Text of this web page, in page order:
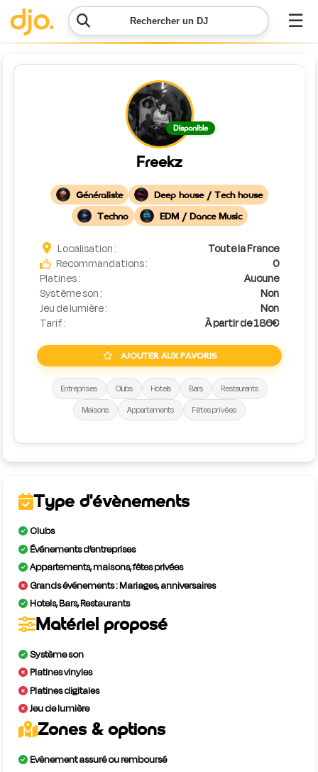
Rechercher un DJ ☰
Menu
ma
demande
de prix
Disponible
Freekz
Généraliste
Deep house / Tech house
Techno
EDM / Dance Music
Localisation :
Toute la France
Recommandations :
0
Platines :
Aucune
Système son :
Non
Jeu de lumière :
Non
Tarif :
À partir de 186€
AJOUTER AUX FAVORIS
Entreprises Clubs Hotels Bars
Restaurants
Maisons
Appartements Fêtes privées
Type d'évènements
Clubs
Événements d’entreprises
Appartements, maisons, fêtes privées
Grands événements : Mariages, anniversaires
Hotels, Bars, Restaurants
Matériel proposé
Système son
Platines vinyles
Platines digitales
Jeu de lumière
Zones & options
Evènement assuré ou remboursé